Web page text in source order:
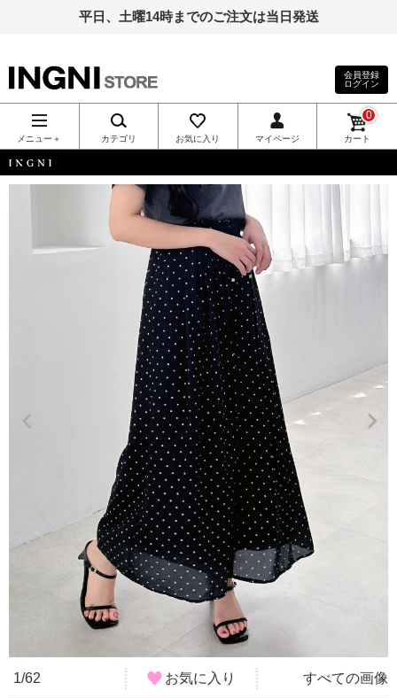
平日、土曜14時までのご注文は当日発送
INGNI（イン
グ）公式通
販｜INGNI
STORE
会員登録
ログイン
メニュー＋ カテゴリ お気に入り マイページ カート
0
INGNI
1/62 お気に入り すべての画像